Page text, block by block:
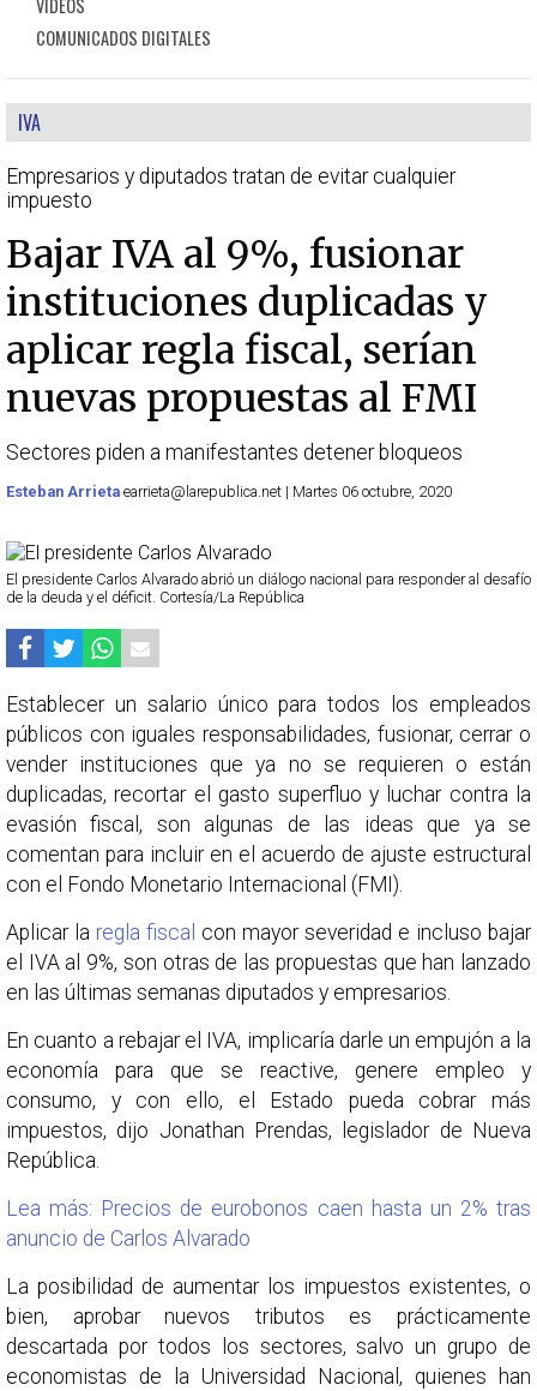
VIDEOS
COMUNICADOS DIGITALES
IVA
Empresarios y diputados tratan de evitar cualquier
impuesto
Bajar IVA al 9%, fusionar
instituciones duplicadas y
aplicar regla fiscal, serían
nuevas propuestas al FMI
Sectores piden a manifestantes detener bloqueos
Esteban Arrieta earrieta@larepublica.net | Martes 06 octubre, 2020
El presidente Carlos Alvarado abrió un diálogo nacional para responder al desafío
de la deuda y el déficit. Cortesía/La República
Establecer un salario único para todos los empleados
públicos con iguales responsabilidades, fusionar, cerrar o
vender instituciones que ya no se requieren o están
duplicadas, recortar el gasto superfluo y luchar contra la
evasión fiscal, son algunas de las ideas que ya se
comentan para incluir en el acuerdo de ajuste estructural
con el Fondo Monetario Internacional (FMI).
Aplicar la regla fiscal con mayor severidad e incluso bajar
el IVA al 9%, son otras de las propuestas que han lanzado
en las últimas semanas diputados y empresarios.
En cuanto a rebajar el IVA, implicaría darle un empujón a la
economía para que se reactive, genere empleo y
consumo, y con ello, el Estado pueda cobrar más
impuestos, dijo Jonathan Prendas, legislador de Nueva
República.
Lea más: Precios de eurobonos caen hasta un 2% tras
anuncio de Carlos Alvarado
La posibilidad de aumentar los impuestos existentes, o
bien, aprobar nuevos tributos es prácticamente
descartada por todos los sectores, salvo un grupo de
economistas de la Universidad Nacional, quienes han